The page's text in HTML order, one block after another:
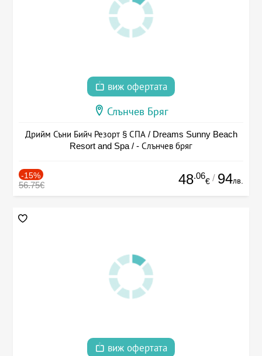
виж офертата
Слънчев Бряг
Дрийм Съни Бийч Резорт § СПА / Dreams Sunny Beach
Resort and Spa / - Слънчев бряг
-15%
56.75€ 48.06
€ / 94лв.
виж офертата